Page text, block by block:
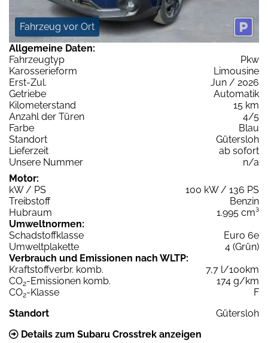
Fahrzeug vor Ort
Allgemeine Daten:
Fahrzeugtyp
Pkw
Karosserieform
Limousine
Erst-Zul.
Jun / 2026
Getriebe
Automatik
Kilometerstand
15 km
Anzahl der Türen
4/5
Farbe
Blau
Standort
Gütersloh
Lieferzeit
ab sofort
Unsere Nummer
n/a
Motor:
kW / PS
100 kW / 136 PS
Treibstoff
Benzin
Hubraum
1.995 cm³
Umweltnormen:
Schadstoffklasse
Euro 6e
Umweltplakette
4 (Grün)
Verbrauch und Emissionen nach WLTP:
Kraftstoffverbr. komb.
7,7 l/100km
CO2-Emissionen komb.
174 g/km
CO2-Klasse
F
Standort
Gütersloh
Details zum Subaru Crosstrek anzeigen